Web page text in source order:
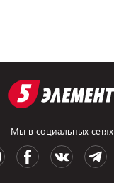
Мы в социальных сетях